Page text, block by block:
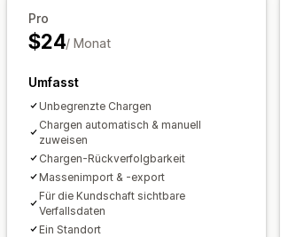
Pro
$24/ Monat
Umfasst
Unbegrenzte Chargen
Chargen automatisch & manuell
zuweisen
Chargen-Rückverfolgbarkeit
Massenimport & -export
Für die Kundschaft sichtbare
Verfallsdaten
Ein Standort